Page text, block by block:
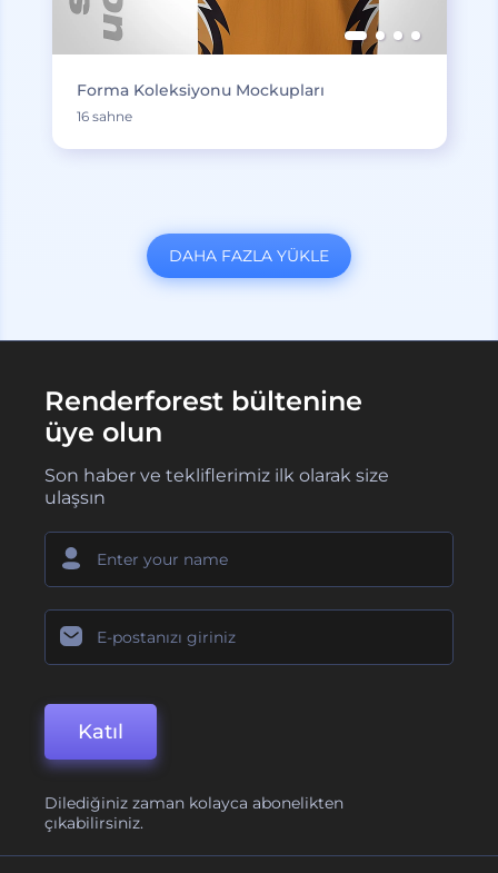
Forma Koleksiyonu Mockupları
16 sahne
DAHA FAZLA YÜKLE
Renderforest bültenine
üye olun
Son haber ve tekliflerimiz ilk olarak size
ulaşsın
Katıl
Dilediğiniz zaman kolayca abonelikten
çıkabilirsiniz.